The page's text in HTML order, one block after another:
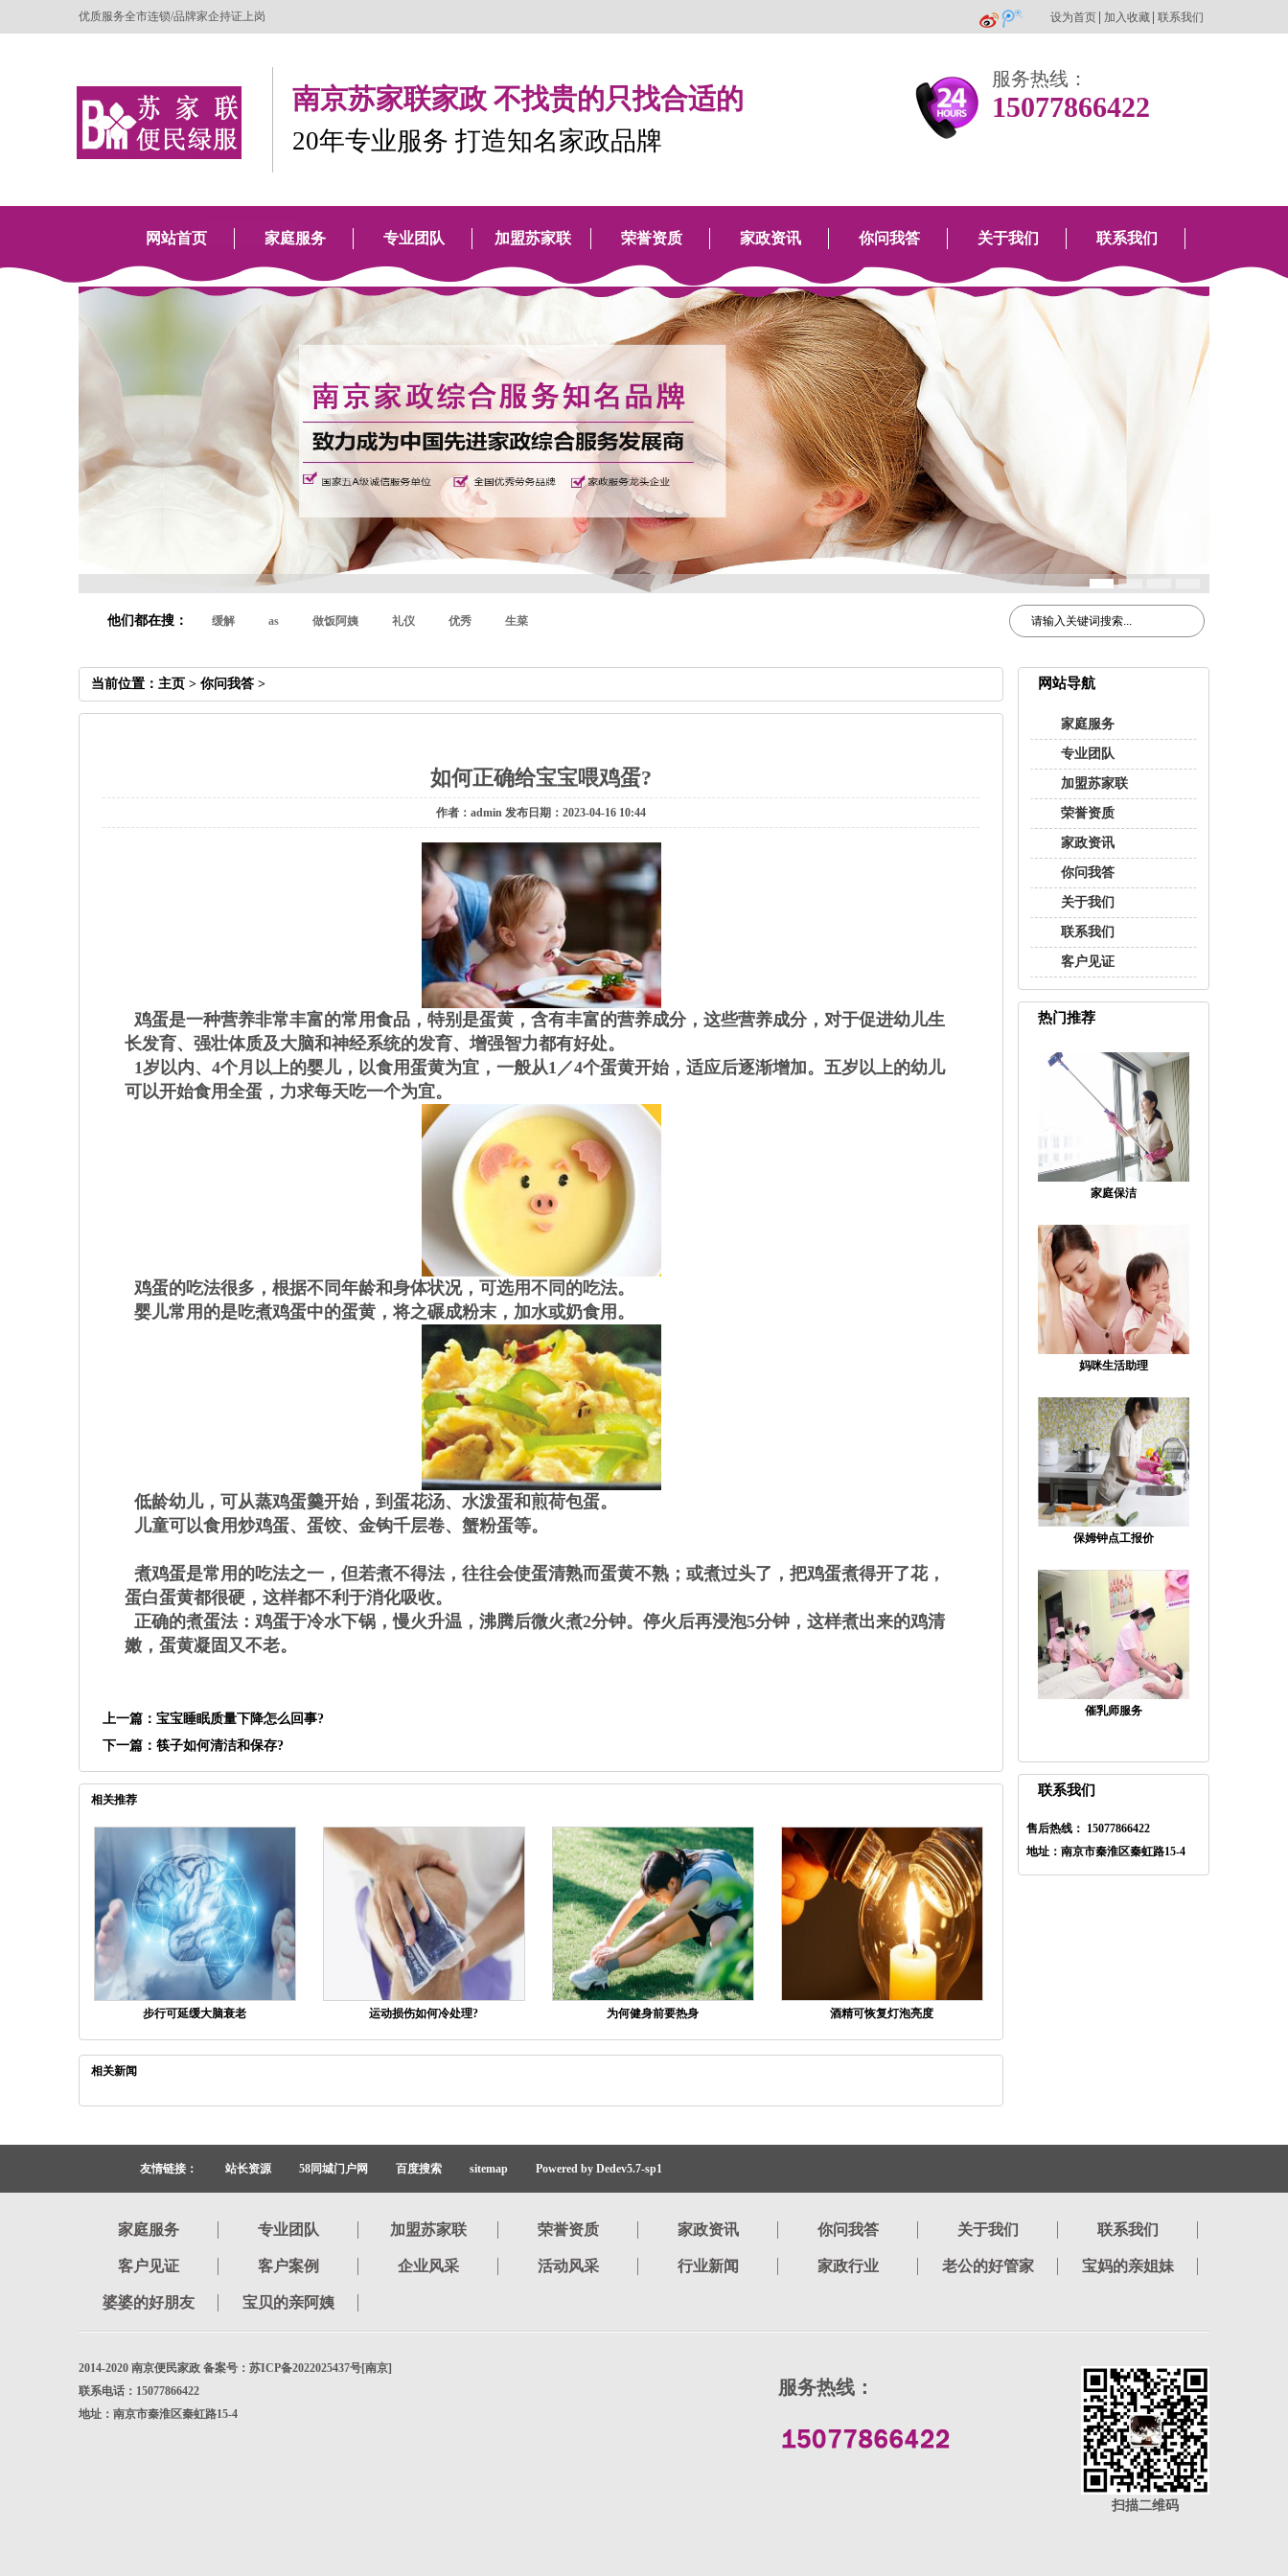
优质服务全市连锁/品牌家企持证上岗 设为首页 加入收藏 联系我们
南京苏家联家政 不找贵的只找合适的
20年专业服务 打造知名家政品牌
服务热线：
15077866422
网站首页 家庭服务 专业团队 加盟苏家联 荣誉资质 家政资讯 你问我答 关于我们 联系我们
他们都在搜： 缓解 as 做饭阿姨 礼仪 优秀 生菜
网站导航
家庭服务
专业团队
加盟苏家联
荣誉资质
家政资讯
你问我答
关于我们
联系我们
客户见证
热门推荐
家庭保洁
妈咪生活助理
保姆钟点工报价
催乳师服务
联系我们
售后热线： 15077866422
地址：南京市秦淮区秦虹路15-4
当前位置： 主页 > 你问我答 >
如何正确给宝宝喂鸡蛋?
作者：admin 发布日期：2023-04-16 10:44
鸡蛋是一种营养非常丰富的常用食品，特别是蛋黄，含有丰富的营养成分，这些营养成分，对于促进幼儿生
长发育、强壮体质及大脑和神经系统的发育、增强智力都有好处。
1岁以内、4个月以上的婴儿，以食用蛋黄为宜，一般从1／4个蛋黄开始，适应后逐渐增加。五岁以上的幼儿
可以开始食用全蛋，力求每天吃一个为宜。
鸡蛋的吃法很多，根据不同年龄和身体状况，可选用不同的吃法。
婴儿常用的是吃煮鸡蛋中的蛋黄，将之碾成粉末，加水或奶食用。
低龄幼儿，可从蒸鸡蛋羹开始，到蛋花汤、水泼蛋和煎荷包蛋。
儿童可以食用炒鸡蛋、蛋饺、金钩千层卷、蟹粉蛋等。
煮鸡蛋是常用的吃法之一，但若煮不得法，往往会使蛋清熟而蛋黄不熟；或煮过头了，把鸡蛋煮得开了花，
蛋白蛋黄都很硬，这样都不利于消化吸收。
正确的煮蛋法：鸡蛋于冷水下锅，慢火升温，沸腾后微火煮2分钟。停火后再浸泡5分钟，这样煮出来的鸡清
嫩，蛋黄凝固又不老。
上一篇： 宝宝睡眠质量下降怎么回事?
下一篇： 筷子如何清洁和保存?
相关推荐
步行可延缓大脑衰老 运动损伤如何冷处理? 为何健身前要热身 酒精可恢复灯泡亮度
相关新闻
友情链接： 站长资源 58同城门户网 百度搜索 sitemap Powered by Dedev5.7-sp1
家庭服务 专业团队 加盟苏家联 荣誉资质 家政资讯 你问我答 关于我们 联系我们
客户见证 客户案例 企业风采 活动风采 行业新闻 家政行业 老公的好管家 宝妈的亲姐妹
婆婆的好朋友 宝贝的亲阿姨
2014-2020 南京便民家政 备案号：苏ICP备2022025437号[南京]
联系电话：15077866422
地址：南京市秦淮区秦虹路15-4
服务热线：
扫描二维码